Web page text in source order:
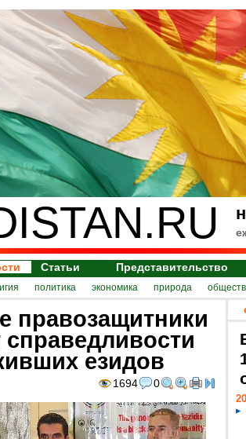
Статьи Представительство
политика экономика природа
правозащитники
езидов
1694 0